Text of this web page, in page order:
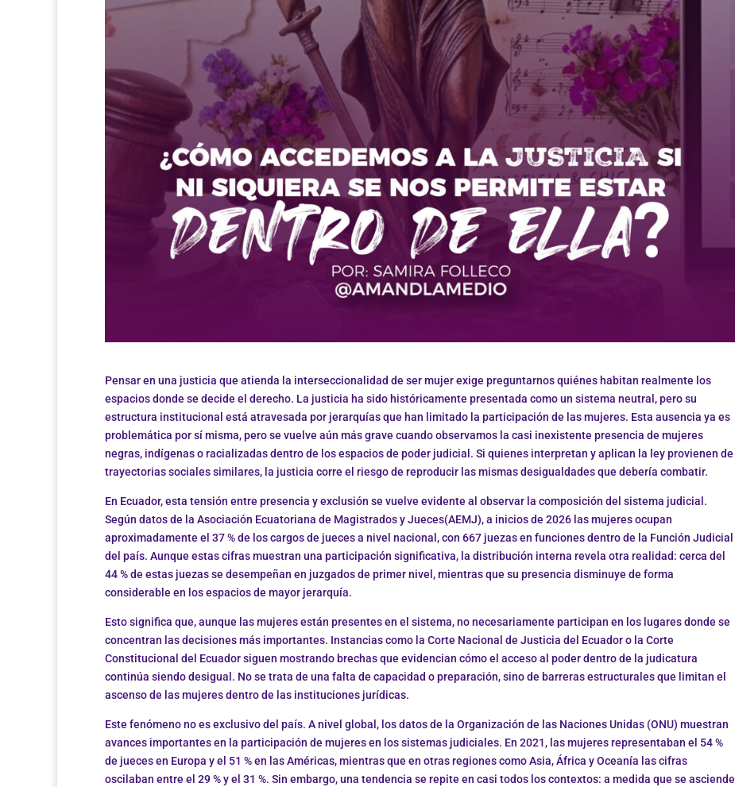
Pensar en una justicia que atienda la interseccionalidad de ser mujer exige preguntarnos quiénes habitan realmente los
espacios donde se decide el derecho. La justicia ha sido históricamente presentada como un sistema neutral, pero su
estructura institucional está atravesada por jerarquías que han limitado la participación de las mujeres. Esta ausencia ya es
problemática por sí misma, pero se vuelve aún más grave cuando observamos la casi inexistente presencia de mujeres
negras, indígenas o racializadas dentro de los espacios de poder judicial. Si quienes interpretan y aplican la ley provienen de
trayectorias sociales similares, la justicia corre el riesgo de reproducir las mismas desigualdades que debería combatir.
En Ecuador, esta tensión entre presencia y exclusión se vuelve evidente al observar la composición del sistema judicial.
Según datos de la Asociación Ecuatoriana de Magistrados y Jueces(AEMJ), a inicios de 2026 las mujeres ocupan
aproximadamente el 37 % de los cargos de jueces a nivel nacional, con 667 juezas en funciones dentro de la Función Judicial
del país. Aunque estas cifras muestran una participación significativa, la distribución interna revela otra realidad: cerca del
44 % de estas juezas se desempeñan en juzgados de primer nivel, mientras que su presencia disminuye de forma
considerable en los espacios de mayor jerarquía.
Esto significa que, aunque las mujeres están presentes en el sistema, no necesariamente participan en los lugares donde se
concentran las decisiones más importantes. Instancias como la Corte Nacional de Justicia del Ecuador o la Corte
Constitucional del Ecuador siguen mostrando brechas que evidencian cómo el acceso al poder dentro de la judicatura
continúa siendo desigual. No se trata de una falta de capacidad o preparación, sino de barreras estructurales que limitan el
ascenso de las mujeres dentro de las instituciones jurídicas.
Este fenómeno no es exclusivo del país. A nivel global, los datos de la Organización de las Naciones Unidas (ONU) muestran
avances importantes en la participación de mujeres en los sistemas judiciales. En 2021, las mujeres representaban el 54 %
de jueces en Europa y el 51 % en las Américas, mientras que en otras regiones como Asia, África y Oceanía las cifras
oscilaban entre el 29 % y el 31 %. Sin embargo, una tendencia se repite en casi todos los contextos: a medida que se asciende